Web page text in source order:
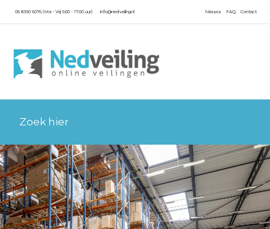
06 8390 6076 (Ma - Vrij 9.00 - 17.00 uur) info@nedveiling.nl Contact
FAQ
Nieuws